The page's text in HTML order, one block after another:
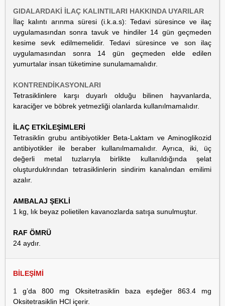
GIDALARDAKİ İLAÇ KALINTILARI HAKKINDA UYARILAR
İlaç kalıntı arınma süresi (i.k.a.s): Tedavi süresince ve ilaç
uygulamasından sonra tavuk ve hindiler 14 gün geçmeden
kesime sevk edilmemelidir. Tedavi süresince ve son ilaç
uygulamasından sonra 14 gün geçmeden elde edilen
yumurtalar insan tüketimine sunulamamalıdır.
KONTRENDİKASYONLARI
Tetrasiklinlere karşı duyarlı olduğu bilinen hayvanlarda,
karaciğer ve böbrek yetmezliği olanlarda kullanılmamalıdır.
İLAÇ ETKİLEŞİMLERİ
Tetrasiklin grubu antibiyotikler Beta-Laktam ve Aminoglikozid
antibiyotikler ile beraber kullanılmamalıdır. Ayrıca, iki, üç
değerli metal tuzlarıyla birlikte kullanıldığında şelat
oluşturduklrından tetrasiklinlerin sindirim kanalından emilimi
azalır.
AMBALAJ ŞEKLİ
1 kg, lık beyaz polietilen kavanozlarda satışa sunulmuştur.
RAF ÖMRÜ
24 aydır.
BİLEŞİMİ
1 g’da 800 mg Oksitetrasiklin baza eşdeğer 863.4 mg
Oksitetrasiklin HCl içerir.